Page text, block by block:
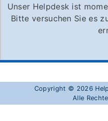
Unser Helpdesk ist
Bitte versuchen Sie es
Copyright © 2026
Alle